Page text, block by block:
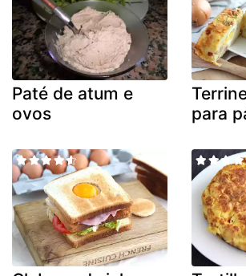
Paté de atum e
ovos
para